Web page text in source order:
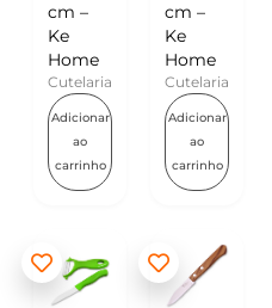
cm –
Ke
Home
Cutelaria
Adicionar
ao
carrinho
cm –
Ke
Home
Cutelaria
Adicionar
ao
carrinho